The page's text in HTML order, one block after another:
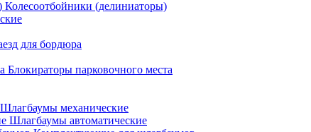
Колесоотбойники (делиниаторы)
для бордюра
Блокираторы парковочного места
Шлагбаумы механические
Шлагбаумы автоматические